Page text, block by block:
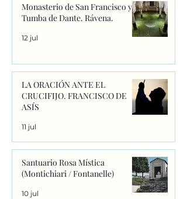
Monasterio de San Francisco y
Tumba de Dante. Rávena.
12 jul
LA ORACIÓN ANTE EL
CRUCIFIJO. FRANCISCO DE
ASÍS
11 jul
Santuario Rosa Mística
(Montichiari / Fontanelle)
10 jul